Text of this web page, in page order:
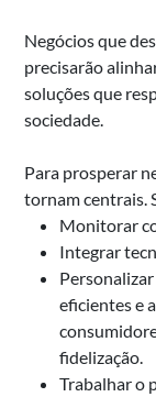
Negócios que
precisarão
soluções que
sociedade.
Para prosperar
tornam centrais.
Monitorar
Integrar
eficientes e
fidelização.
Trabalhar o